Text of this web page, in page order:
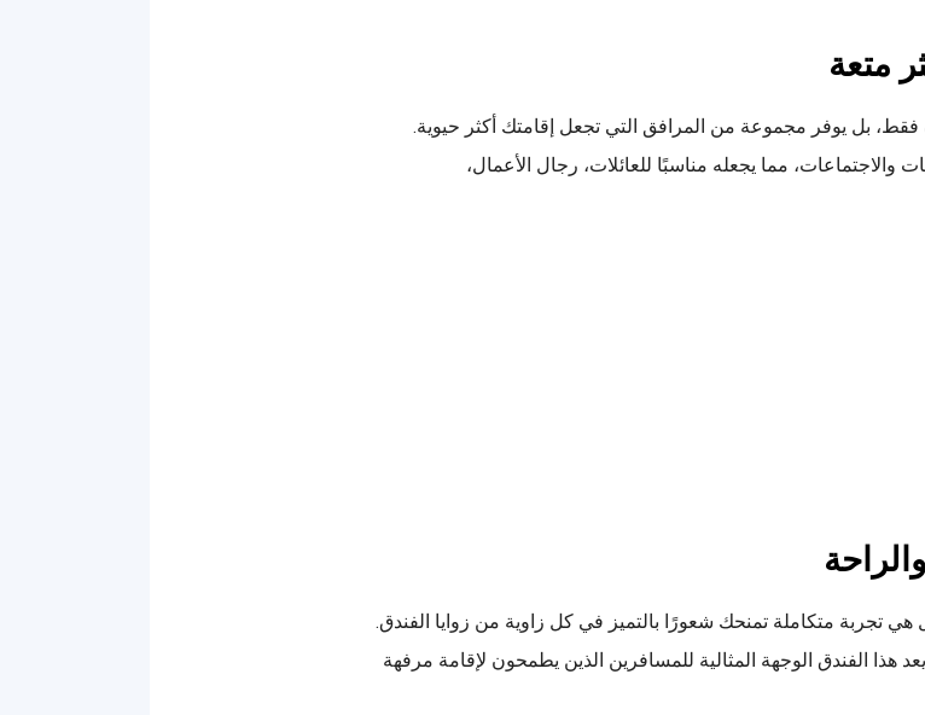
متعة
بل يوفر مجموعة من المرافق التي تجعل إقامتك أكثر حيوية.
مما يجعله مناسبًا للعائلات، رجال الأعمال،
تجربة متكاملة تمنحك شعورًا بالتميز في كل زاوية من زوايا الفندق.
هذا الفندق الوجهة المثالية للمسافرين الذين يطمحون لإقامة مرفهة